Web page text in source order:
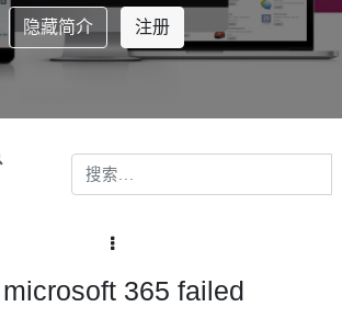
隐藏简介 注册
365 failed